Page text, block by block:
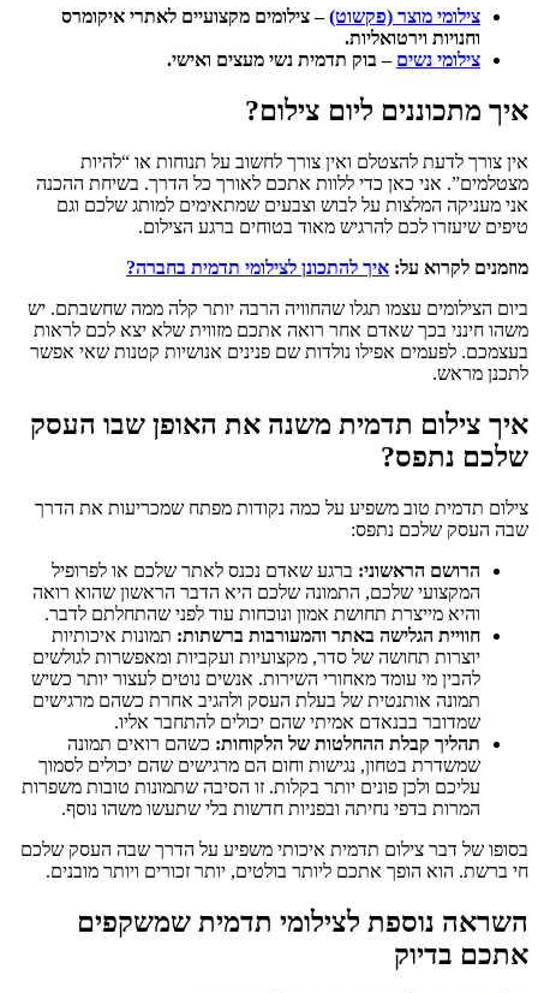
צילומי מוצר (פקשוט)– צילומים מקצועיים לאתרי איקומרס
וחנויות וירטואליות.
צילומי נשים – בוק תדמית נשי מעצים ואישי.
איך מתכוננים ליום צילום?
אין צורך לדעת להצטלם ואין צורך לחשוב על תנוחות או “להיות
מצטלמים”. אני כאן כדי ללוות אתכם לאורך כל הדרך. בשיחת ההכנה
אני מעניקה המלצות על לבוש וצבעים שמתאימים למותג שלכם וגם
טיפים שיעזרו לכם להרגיש מאוד בטוחים ברגע הצילום.
מוזמנים לקרוא על: איך להתכונן לצילומי תדמית בחברה?
ביום הצילומים עצמו תגלו שהחוויה הרבה יותר קלה ממה שחשבתם. יש
משהו חינני בכך שאדם אחר רואה אתכם מזווית שלא יצא לכם לראות
בעצמכם. לפעמים אפילו נולדות שם פנינים אנושיות קטנות שאי אפשר
לתכנן מראש.
איך צילום תדמית משנה את האופן שבו העסק
שלכם נתפס?
צילום תדמית טוב משפיע על כמה נקודות מפתח שמכריעות את הדרך
שבה העסק שלכם נתפס:
הרושם הראשוני: ברגע שאדם נכנס לאתר שלכם או לפרופיל
המקצועי שלכם, התמונה שלכם היא הדבר הראשון שהוא רואה
והיא מייצרת תחושת אמון ונוכחות עוד לפני שהתחלתם לדבר.
חוויית הגלישה באתר והמעורבות ברשתות: תמונות איכותיות
יוצרות תחושה של סדר, מקצועיות ועקביות ומאפשרות לגולשים
להבין מי עומד מאחורי השירות. אנשים נוטים לעצור יותר כשיש
תמונה אותנטית של בעלת העסק ולהגיב אחרת כשהם מרגישים
שמדובר בבנאדם אמיתי שהם יכולים להתחבר אליו.
תהליך קבלת ההחלטות של הלקוחות: כשהם רואים תמונה
שמשדרת בטחון, נגישות וחום הם מרגישים שהם יכולים לסמוך
עליכם ולכן פונים יותר בקלות. זו הסיבה שתמונות טובות משפרות
המרות בדפי נחיתה ובפניות חדשות בלי שתעשו משהו נוסף.
בסופו של דבר צילום תדמית איכותי משפיע על הדרך שבה העסק שלכם
חי ברשת. הוא הופך אתכם ליותר בולטים, יותר זכורים ויותר מובנים.
השראה נוספת לצילומי תדמית שמשקפים
אתכם בדיוק